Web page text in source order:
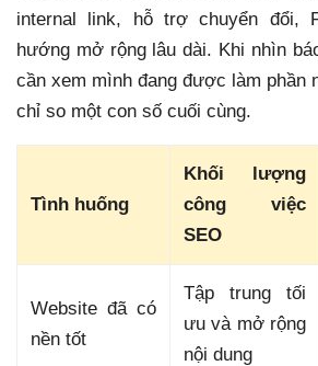
internal link, hỗ trợ chuyển đổi,
hướng mở rộng lâu dài. Khi nhìn
cần xem mình đang được làm phần
chỉ so một con số cuối cùng.
Tình huống
Khối lượng
công việc
SEO
Website đã có
nền tốt
Tập trung tối
ưu và mở rộng
nội dung